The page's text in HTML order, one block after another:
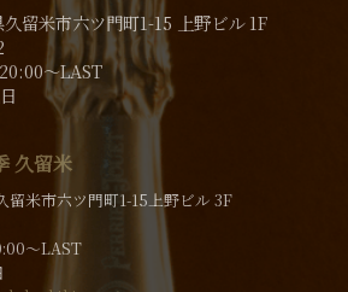
留米市六ツ門町1-15 上野ビル 1F
～LAST
久留米
留米市六ツ門町1-15上野ビル 3F
～LAST